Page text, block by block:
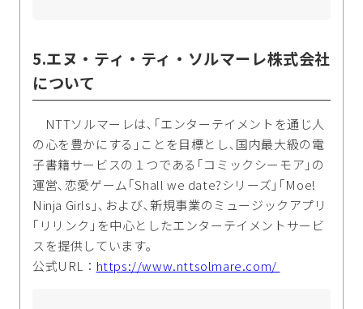
5.エヌ・ティ・ティ・ソルマーレ株式会社
について
NTTソルマーレは､｢エンターテイメントを通じ人
の心を豊かにする｣ことを目標とし､国内最大級の電
子書籍サービスの１つである｢コミックシーモア｣の
運営､恋愛ゲーム｢Shall we date?シリーズ｣｢Moe!
Ninja Girls｣､および､新規事業のミュージックアプリ
｢リリンク｣を中心としたエンターテイメントサービ
スを提供しています｡
公式URL： https://www.nttsolmare.com/